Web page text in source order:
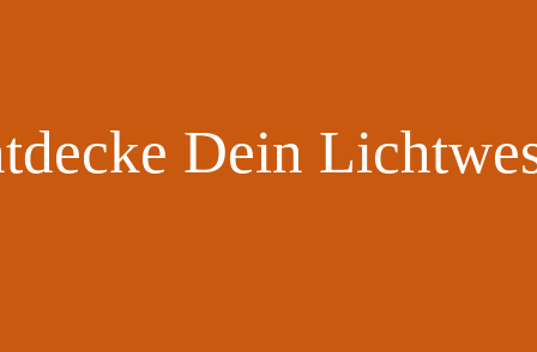
Dein